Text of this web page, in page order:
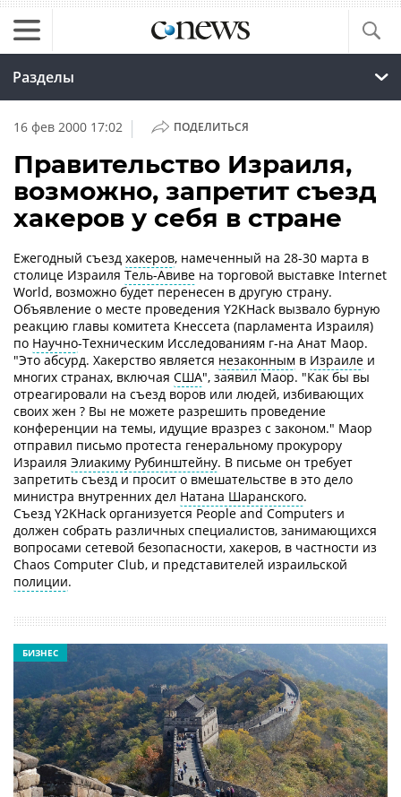
Разделы
16 фев 2000 17:02 | ПОДЕЛИТЬСЯ
Правительство Израиля,
возможно, запретит съезд
хакеров у себя в стране
Ежегодный съезд хакеров, намеченный на 28-30 марта в
столице Израиля Тель-Авиве на торговой выставке Internet
World, возможно будет перенесен в другую страну.
Объявление о месте проведения Y2KHack вызвало бурную
реакцию главы комитета Кнессета (парламента Израиля)
по Научно-Техническим Исследованиям г-на Анат Маор.
"Это абсурд. Хакерство является незаконным в Израиле и
многих странах, включая США", заявил Маор. "Как бы вы
отреагировали на съезд воров или людей, избивающих
своих жен ? Вы не можете разрешить проведение
конференции на темы, идущие вразрез с законом." Маор
отправил письмо протеста генеральному прокурору
Израиля Элиакиму Рубинштейну. В письме он требует
запретить съезд и просит о вмешательстве в это дело
министра внутренних дел Натана Шаранского.
Съезд Y2KHack организуется People and Computers и
должен собрать различных специалистов, занимающихся
вопросами сетевой безопасности, хакеров, в частности из
Chaos Computer Club, и представителей израильской
полиции.
БИЗНЕС